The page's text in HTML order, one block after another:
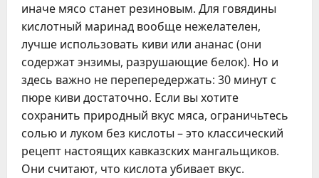
иначе мясо станет резиновым. Для говядины
кислотный маринад вообще нежелателен,
лучше использовать киви или ананас (они
содержат энзимы, разрушающие белок). Но и
здесь важно не перепередержать: 30 минут с
пюре киви достаточно. Если вы хотите
сохранить природный вкус мяса, ограничьтесь
солью и луком без кислоты – это классический
рецепт настоящих кавказских мангальщиков.
Они считают, что кислота убивает вкус.